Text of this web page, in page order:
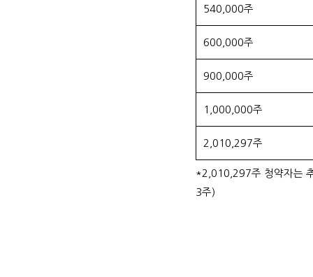
540,000주
600,000주
900,000주
1,000,000주
2,010,297주
*2,010,297주 청약자는
3주)